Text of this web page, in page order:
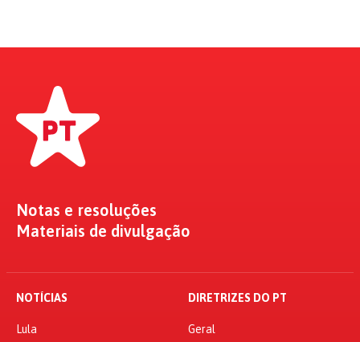
Notas e resoluções
Materiais de divulgação
NOTÍCIAS
Lula
DIRETRIZES DO PT
Geral